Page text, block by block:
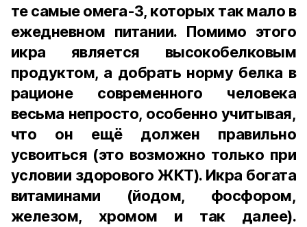
те самые омега-3, которых так мало в
ежедневном питании. Помимо этого
икра является высокобелковым
продуктом, а добрать норму белка в
рационе современного человека
весьма непросто, особенно учитывая,
что он ещё должен правильно
усвоиться (это возможно только при
условии здорового ЖКТ). Икра богата
витаминами (йодом, фосфором,
железом, хромом и так далее).